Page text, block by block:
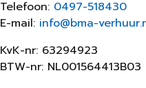
Telefoon: 0497-518430
E-mail: info@bma-
KvK-nr: 63294923
BTW-nr: NL001564413B03